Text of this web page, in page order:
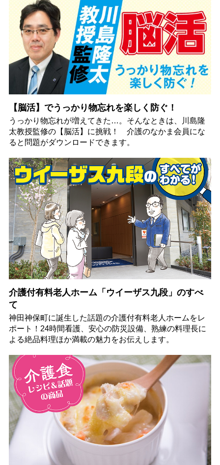
【脳活】でうっかり物忘れを楽しく防ぐ！
うっかり物忘れが増えてきた…。そんなときは、川島隆
太教授監修の【脳活】に挑戦！ 介護のなかま会員にな
ると問題がダウンロードできます。
介護付有料老人ホーム「ウイーザス九段」のすべ
て
神田神保町に誕生した話題の介護付有料老人ホームをレ
ポート！24時間看護、安心の防災設備、熟練の料理長に
よる絶品料理ほか満載の魅力をお伝えします。